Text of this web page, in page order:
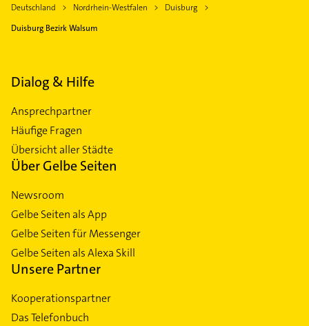
Deutschland Nordrhein-Westfalen
Duisburg
Duisburg Bezirk Walsum
Dialog & Hilfe
Ansprechpartner
Häufige Fragen
Übersicht aller Städte
Über Gelbe Seiten
Newsroom
Gelbe Seiten als App
Gelbe Seiten für Messenger
Gelbe Seiten als Alexa Skill
Unsere Partner
Kooperationspartner
Das Telefonbuch